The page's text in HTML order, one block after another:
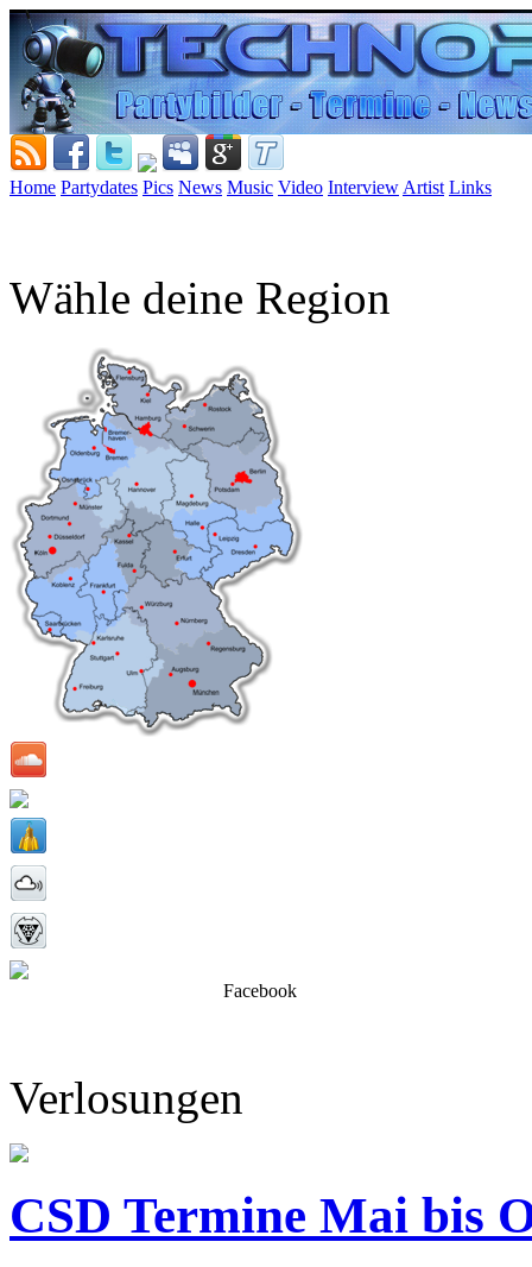
Home Partydates Pics News Music Video Interview Artist Links
Wähle deine Region
Facebook
Verlosungen
CSD Termine Mai bis